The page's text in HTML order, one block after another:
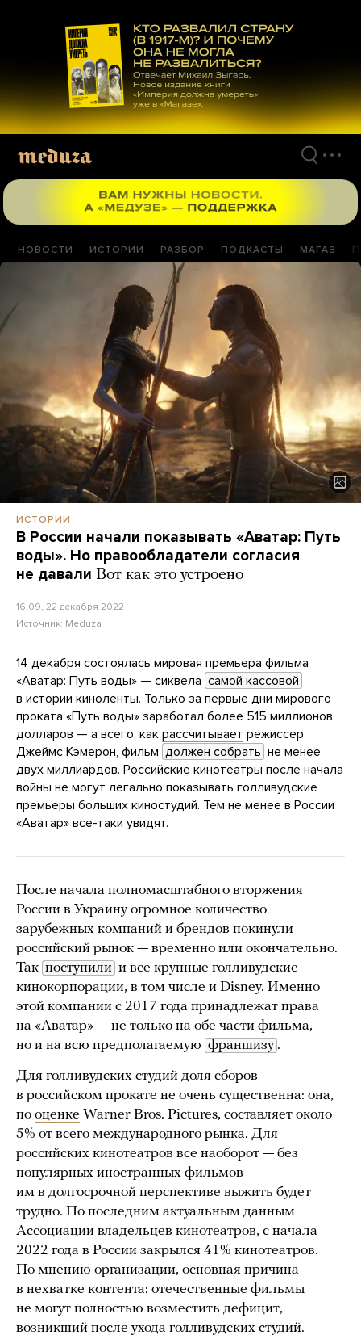
материалам
НОВОСТИ ИСТОРИИ РАЗБОР ПОДКАСТЫ МАГАЗ
ИСТОРИИ
В России начали показывать «Аватар: Путь
воды». Но правообладатели согласия
не давали Вот как это устроено
16:09, 22 декабря 2022
Источник: Meduza
14 декабря состоялась мировая премьера фильма
«Аватар: Путь воды» — cиквела самой кассовой
в истории киноленты. Только за первые дни мирового
проката «Путь воды» заработал более 515 миллионов
долларов — а всего, как рассчитывает режиссер
Джеймс Кэмерон, фильм должен собрать не менее
двух миллиардов. Российские кинотеатры после начала
войны не могут легально показывать голливудские
премьеры больших киностудий. Тем не менее в России
«Аватар» все-таки увидят.
После начала полномасштабного вторжения
России в Украину огромное количество
зарубежных компаний и брендов покинули
российский рынок — временно или окончательно.
Так поступили и все крупные голливудские
кинокорпорации, в том числе и Disney. Именно
этой компании с 2017 года принадлежат права
на «Аватар» — не только на обе части фильма,
но и на всю предполагаемую франшизу .
Для голливудских студий доля сборов
в российском прокате не очень существенна: она,
по оценке Warner Bros. Pictures, составляет около
5% от всего международного рынка. Для
российских кинотеатров все наоборот — без
популярных иностранных фильмов
им в долгосрочной перспективе выжить будет
трудно. По последним актуальным данным
Ассоциации владельцев кинотеатров, с начала
2022 года в России закрылся 41% кинотеатров.
По мнению организации, основная причина —
в нехватке контента: отечественные фильмы
не могут полностью возместить дефицит,
возникший после ухода голливудских студий.